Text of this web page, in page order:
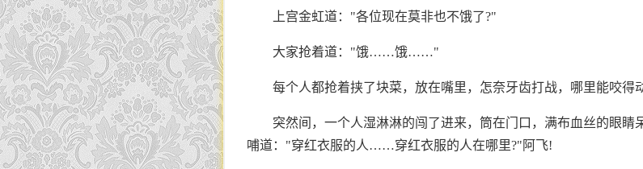
上宫金虹道："各位现在莫非也不饿了?"
大家抢着道："饿……饿……"
每个人都抢着挟了块菜，放在嘴里，怎奈牙齿打战，哪里能咬得
突然间，一个人湿淋淋的闯了进来，筒在门口，满布血丝的眼睛
哺道："穿红衣服的人……穿红衣服的人在哪里?"阿飞!